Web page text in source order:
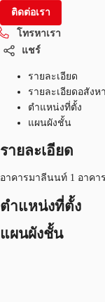
ติดต่อเรา
โทรหาเรา
แชร์
รายละเอียด
รายละเอียดอสังห
ตำแหน่งที่ตั้ง
แผนผังชั้น
รายละเอียด
อาคารมาลีนนท์ 1 อาคา
ตำแหน่งที่ตั้ง
แผนผังชั้น